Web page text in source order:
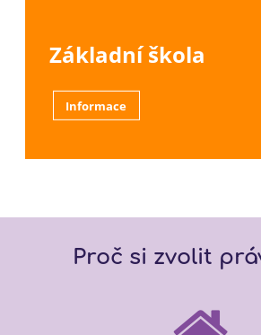
Základní škola
Informace
Proč si zvolit